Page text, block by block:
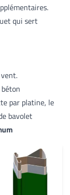
qui sert
par platine, le
bavolet